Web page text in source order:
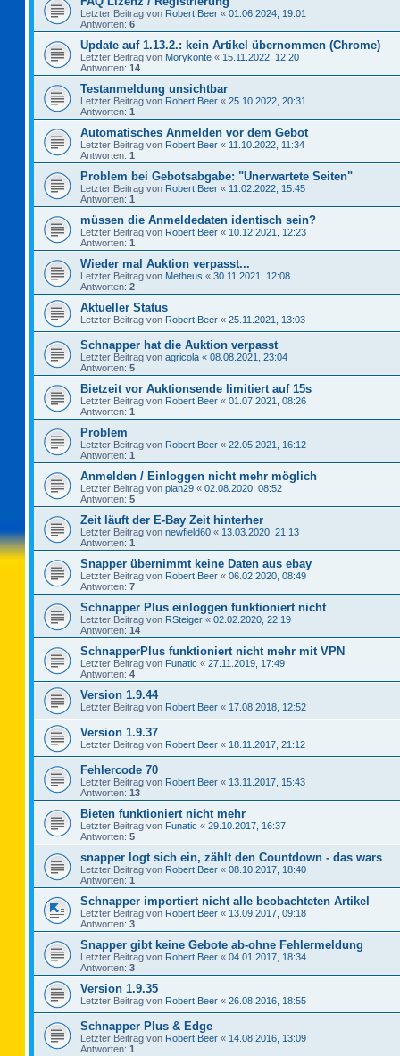
Letzter Beitrag von Robert Beer « 01.06.2024, 19:01
Antworten: 6
Update auf 1.13.2.: kein Artikel übernommen (Chrome)
Letzter Beitrag von Morykonte « 15.11.2022, 12:20
Antworten: 14
Testanmeldung unsichtbar
Letzter Beitrag von Robert Beer « 25.10.2022, 20:31
Antworten: 1
Automatisches Anmelden vor dem Gebot
Letzter Beitrag von Robert Beer « 11.10.2022, 11:34
Antworten: 1
Problem bei Gebotsabgabe: "Unerwartete Seiten"
Letzter Beitrag von Robert Beer « 11.02.2022, 15:45
Antworten: 1
müssen die Anmeldedaten identisch sein?
Letzter Beitrag von Robert Beer « 10.12.2021, 12:23
Antworten: 1
Wieder mal Auktion verpasst...
Letzter Beitrag von Metheus « 30.11.2021, 12:08
Antworten: 2
Aktueller Status
Letzter Beitrag von Robert Beer « 25.11.2021, 13:03
Schnapper hat die Auktion verpasst
Letzter Beitrag von agricola « 08.08.2021, 23:04
Antworten: 5
Bietzeit vor Auktionsende limitiert auf 15s
Letzter Beitrag von Robert Beer « 01.07.2021, 08:26
Antworten: 1
Problem
Letzter Beitrag von Robert Beer « 22.05.2021, 16:12
Antworten: 1
Anmelden / Einloggen nicht mehr möglich
Letzter Beitrag von plan29 « 02.08.2020, 08:52
Antworten: 5
Zeit läuft der E-Bay Zeit hinterher
Letzter Beitrag von newfield60 « 13.03.2020, 21:13
Antworten: 1
Snapper übernimmt keine Daten aus ebay
Letzter Beitrag von Robert Beer « 06.02.2020, 08:49
Antworten: 7
Schnapper Plus einloggen funktioniert nicht
Letzter Beitrag von RSteiger « 02.02.2020, 22:19
Antworten: 14
SchnapperPlus funktioniert nicht mehr mit VPN
Letzter Beitrag von Funatic « 27.11.2019, 17:49
Antworten: 4
Version 1.9.44
Letzter Beitrag von Robert Beer « 17.08.2018, 12:52
Version 1.9.37
Letzter Beitrag von Robert Beer « 18.11.2017, 21:12
Fehlercode 70
Letzter Beitrag von Robert Beer « 13.11.2017, 15:43
Antworten: 13
Bieten funktioniert nicht mehr
Letzter Beitrag von Funatic « 29.10.2017, 16:37
Antworten: 5
snapper logt sich ein, zählt den Countdown - das wars
Letzter Beitrag von Robert Beer « 08.10.2017, 18:40
Antworten: 1
Schnapper importiert nicht alle beobachteten Artikel
Letzter Beitrag von Robert Beer « 13.09.2017, 09:18
Antworten: 3
Snapper gibt keine Gebote ab-ohne Fehlermeldung
Letzter Beitrag von Robert Beer « 04.01.2017, 18:34
Antworten: 3
Version 1.9.35
Letzter Beitrag von Robert Beer « 26.08.2016, 18:55
Schnapper Plus & Edge
Letzter Beitrag von Robert Beer « 14.08.2016, 13:09
Antworten: 1